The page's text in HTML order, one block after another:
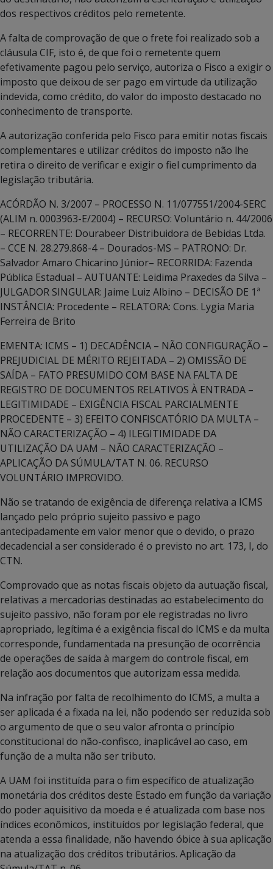
dos respectivos créditos pelo remetente.
A falta de comprovação de que o frete foi realizado sob a
cláusula CIF, isto é, de que foi o remetente quem
efetivamente pagou pelo serviço, autoriza o Fisco a exigir o
imposto que deixou de ser pago em virtude da utilização
indevida, como crédito, do valor do imposto destacado no
conhecimento de transporte.
A autorização conferida pelo Fisco para emitir notas fiscais
complementares e utilizar créditos do imposto não lhe
retira o direito de verificar e exigir o fiel cumprimento da
legislação tributária.
ACÓRDÃO N. 3/2007 – PROCESSO N. 11/077551/2004-SERC
(ALIM n. 0003963-E/2004) – RECURSO: Voluntário n. 44/2006
– RECORRENTE: Dourabeer Distribuidora de Bebidas Ltda.
– CCE N. 28.279.868-4 – Dourados-MS – PATRONO: Dr.
Salvador Amaro Chicarino Júnior– RECORRIDA: Fazenda
Pública Estadual – AUTUANTE: Leidima Praxedes da Silva –
JULGADOR SINGULAR: Jaime Luiz Albino – DECISÃO DE 1ª
INSTÂNCIA: Procedente – RELATORA: Cons. Lygia Maria
Ferreira de Brito
EMENTA: ICMS – 1) DECADÊNCIA – NÃO CONFIGURAÇÃO –
PREJUDICIAL DE MÉRITO REJEITADA – 2) OMISSÃO DE
SAÍDA – FATO PRESUMIDO COM BASE NA FALTA DE
REGISTRO DE DOCUMENTOS RELATIVOS À ENTRADA –
LEGITIMIDADE – EXIGÊNCIA FISCAL PARCIALMENTE
PROCEDENTE – 3) EFEITO CONFISCATÓRIO DA MULTA –
NÃO CARACTERIZAÇÃO – 4) ILEGITIMIDADE DA
UTILIZAÇÃO DA UAM – NÃO CARACTERIZAÇÃO –
APLICAÇÃO DA SÚMULA/TAT N. 06. RECURSO
VOLUNTÁRIO IMPROVIDO.
Não se tratando de exigência de diferença relativa a ICMS
lançado pelo próprio sujeito passivo e pago
antecipadamente em valor menor que o devido, o prazo
decadencial a ser considerado é o previsto no art. 173, I, do
CTN.
Comprovado que as notas fiscais objeto da autuação fiscal,
relativas a mercadorias destinadas ao estabelecimento do
sujeito passivo, não foram por ele registradas no livro
apropriado, legítima é a exigência fiscal do ICMS e da multa
corresponde, fundamentada na presunção de ocorrência
de operações de saída à margem do controle fiscal, em
relação aos documentos que autorizam essa medida.
Na infração por falta de recolhimento do ICMS, a multa a
ser aplicada é a fixada na lei, não podendo ser reduzida sob
o argumento de que o seu valor afronta o princípio
constitucional do não-confisco, inaplicável ao caso, em
função de a multa não ser tributo.
A UAM foi instituída para o fim específico de atualização
monetária dos créditos deste Estado em função da variação
do poder aquisitivo da moeda e é atualizada com base nos
índices econômicos, instituídos por legislação federal, que
atenda a essa finalidade, não havendo óbice à sua aplicação
na atualização dos créditos tributários. Aplicação da